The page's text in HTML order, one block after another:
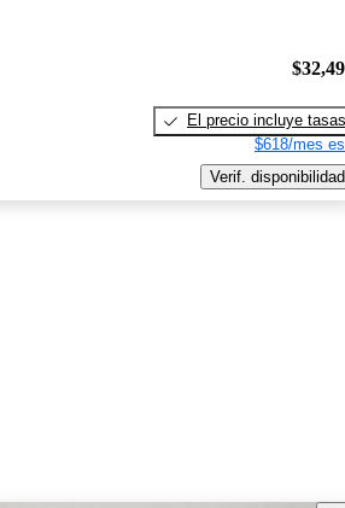
El precio incluye tasas
$618/mes
Verif. disponibilidad